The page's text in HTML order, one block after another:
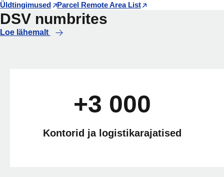
Üldtingimused
Parcel Remote Area List
DSV numbrites
Loe lähemalt
+3 000
Kontorid ja logistikarajatised